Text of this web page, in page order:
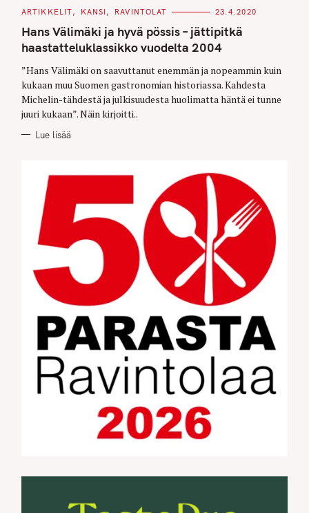
C
T
E
G
O
I
S
ARTIKKELIT KANSI RAVINTOLAT 23.4.2020
Hans Välimäki ja hyvä pössis – jättipitkä
haastatteluklassikko vuodelta 2004
”Hans Välimäki on saavuttanut enemmän ja nopeammin kuin
kukaan muu Suomen gastronomian historiassa. Kahdesta
Michelin-tähdestä ja julkisuudesta huolimatta häntä ei tunne
juuri kukaan”. Näin kirjoitti..
Lue lisää